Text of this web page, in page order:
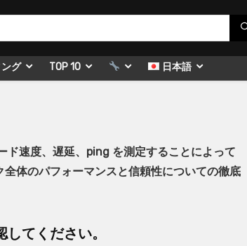
グ TOP 10 日本語
ド速度、遅延、ping を測定することによって
体のパフォーマンスと信頼性についての徹底
てください。